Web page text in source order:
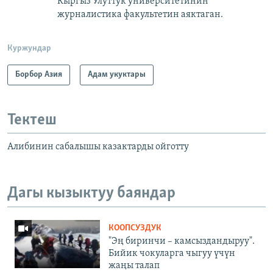
журналистика факультетин аяктаган.
Куржундар
Борбор Азия Адам укуктары
Тектеш
Алибинин сабалышы казактарды ойготту
Дагы кызыктуу баяндар
КООПСУЗДУК
"Эң биринчи – камсыздандыруу".
Бийик чокуларга чыгуу үчүн
жаңы талап